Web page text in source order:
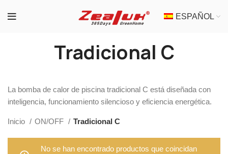
ESPAÑOL
Tradicional C
La bomba de calor de piscina tradicional C está diseñada con
inteligencia, funcionamiento silencioso y eficiencia energética.
Inicio ON/OFF Tradicional C
No se han encontrado productos que coincidan